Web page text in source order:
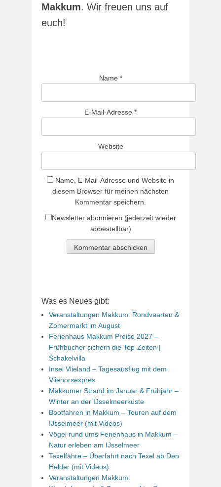
Makkum. Wir freuen uns auf
euch!
Name *
E-Mail-Adresse *
Website
Name, E-Mail-Adresse und Website in
diesem Browser für meinen nächsten
Kommentar speichern.
Newsletter abonnieren (jederzeit wieder
abbestellbar)
Was es Neues gibt:
Veranstaltungen Makkum: Rondvaarten &
Zomermarkt im August
Ferienhaus Makkum Preise 2027 –
Frühbucher sichern die Top-Zeiten |
Schakelvilla
Insel Vlieland – Tagesausflug mit dem
Vliehorsexpres
Makkumer Strand im Januar & Frühjahr –
Winter an der IJsselmeerküste
Bootfahren in Makkum – Touren auf dem
IJsselmeer (mit Videos)
Vögel rund ums Ferienhaus in Makkum –
Natur erleben am IJsselmeer
Texelfähre – Überfahrt nach Texel ab Den
Helder (mit Videos)
Veranstaltungen Makkum: